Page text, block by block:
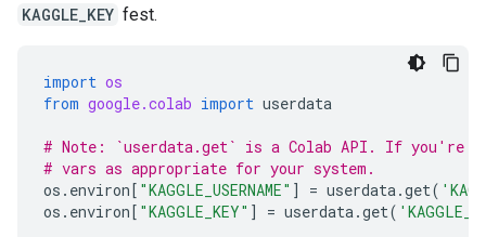
KAGGLE_KEY fest.
import os
from google.colab import userdata
# Note: `userdata.get` is a Colab API. If you're
# vars as appropriate for your system.
os . environ[ "KAGGLE_USERNAME" ] = userdata.get(
os . environ[ "KAGGLE_KEY" ] = userdata.get(